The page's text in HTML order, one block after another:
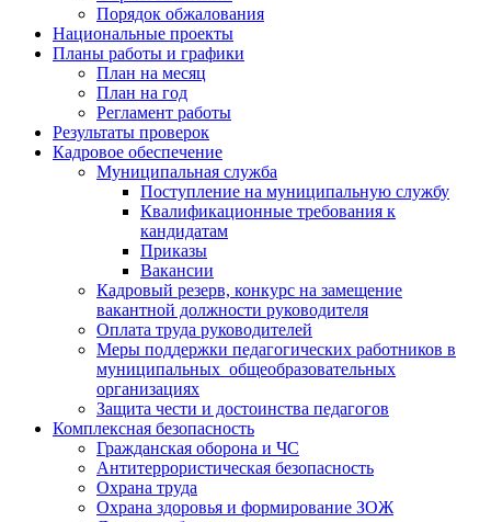
Порядок обжалования
Национальные проекты
Планы работы и графики
План на месяц
План на год
Регламент работы
Результаты проверок
Кадровое обеспечение
Муниципальная служба
Поступление на муниципальную службу
Квалификационные требования к
кандидатам
Приказы
Вакансии
Кадровый резерв, конкурс на замещение
вакантной должности руководителя
Оплата труда руководителей
Меры поддержки педагогических работников в
муниципальных общеобразовательных
организациях
Защита чести и достоинства педагогов
Комплексная безопасность
Гражданская оборона и ЧС
Антитеррористическая безопасность
Охрана труда
Охрана здоровья и формирование ЗОЖ